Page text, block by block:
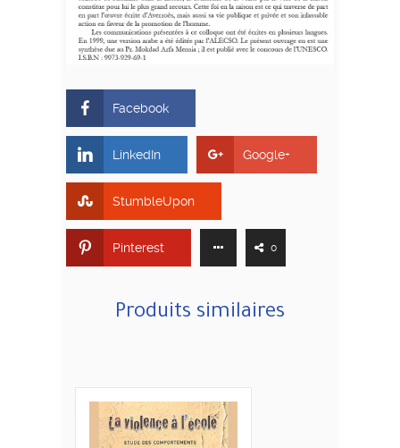
Facebook
LinkedIn Google+
StumbleUpon
Pinterest 0
Produits similaires